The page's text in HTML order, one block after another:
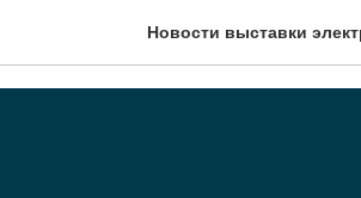
Новости выставки